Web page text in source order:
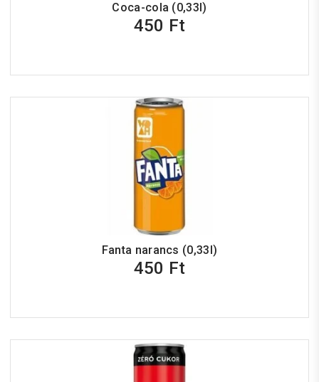
Coca-cola (0,33l)
450 Ft
Fanta narancs (0,33l)
450 Ft